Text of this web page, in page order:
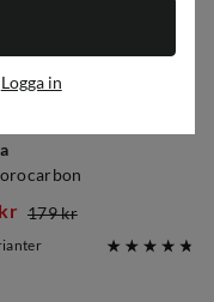
179 kr
Logga in